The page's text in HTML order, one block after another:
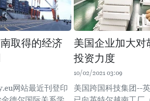
取得的经济
网站最近刊登印
美国企业加大对
投资力度
10/02/2021 03:09
美国跨国科技集团--